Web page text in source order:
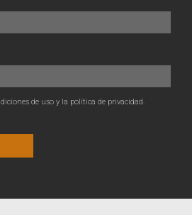
de uso y la política de privacidad.